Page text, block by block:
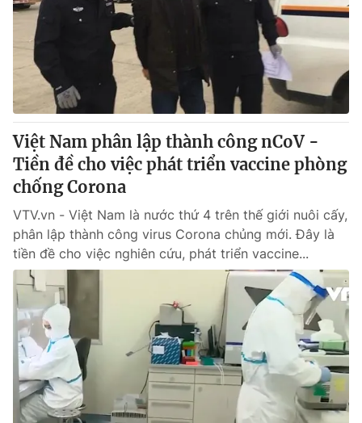
Việt Nam phân lập thành công nCoV -
Tiền đề cho việc phát triển vaccine phòng
chống Corona
VTV.vn - Việt Nam là nước thứ 4 trên thế giới nuôi cấy,
phân lập thành công virus Corona chủng mới. Đây là
tiền đề cho việc nghiên cứu, phát triển vaccine...